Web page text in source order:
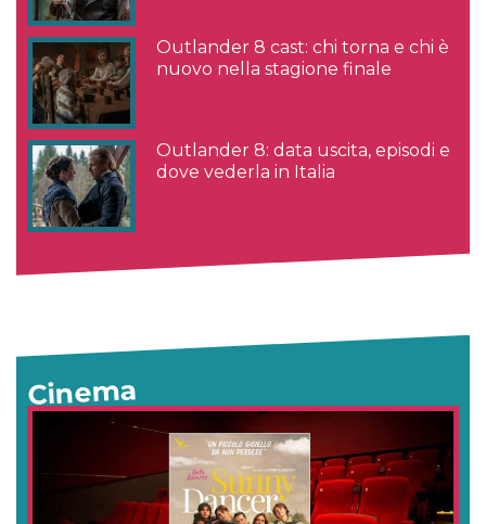
Outlander 8 cast: chi torna e chi è
nuovo nella stagione finale
Outlander 8: data uscita, episodi e
dove vederla in Italia
Cinema